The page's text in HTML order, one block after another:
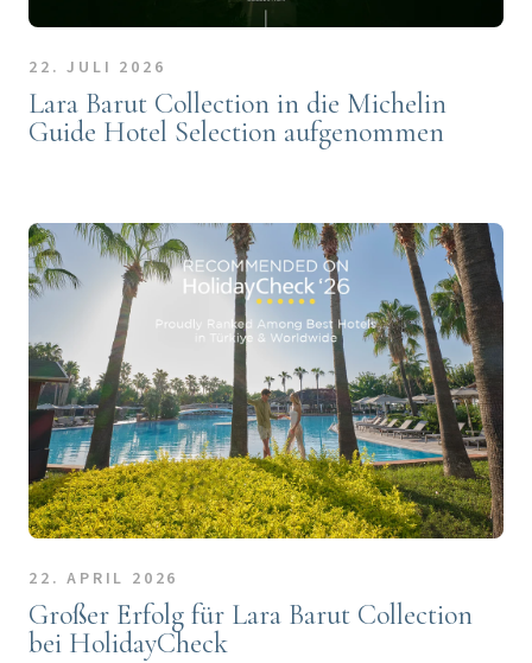
22. JULI 2026
Lara Barut Collection in die Michelin
Guide Hotel Selection aufgenommen
22. APRIL 2026
Großer Erfolg für Lara Barut Collection
bei HolidayCheck